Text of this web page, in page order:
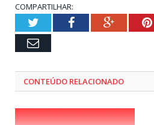
COMPARTILHAR:
TwitterFacebookGoogle+
Email
CONTEÚDO RELACIONADO